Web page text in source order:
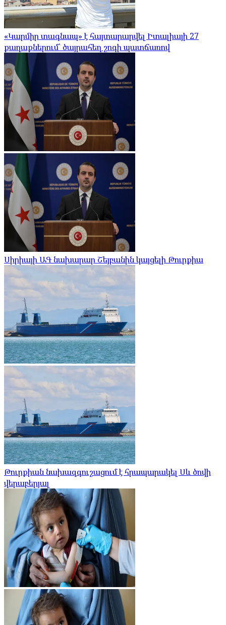
«Կարմիր տագնապ» է հայտարարվել Իտալիայի 27
քաղաքներում՝ ծայրահեղ շոգի պատճառով
Սիրիայի ԱԳ նախարար Շեյբանին կայցելի Թուրքիա
Թուրքիան նախազգուշացում է հրապարակել Սև ծովի
վերաբերյալ